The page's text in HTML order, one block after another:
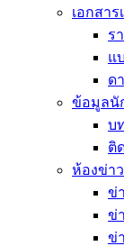
เอกสา
ร
แ
ด
ข้อมูลนั
บ
ติ
ห้องข่าว
ข่
ข่
ข่